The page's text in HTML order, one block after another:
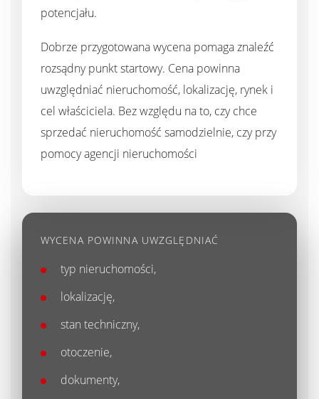
potencjału.
Dobrze przygotowana wycena pomaga znaleźć
rozsądny punkt startowy. Cena powinna
uwzględniać nieruchomość, lokalizację, rynek i
cel właściciela. Bez względu na to, czy chce
sprzedać nieruchomość samodzielnie, czy przy
pomocyagencji nieruchomości
WYCENA POWINNA UWZGLĘDNIAĆ
typ nieruchomości,
lokalizację,
stan techniczny,
otoczenie,
dokumenty,